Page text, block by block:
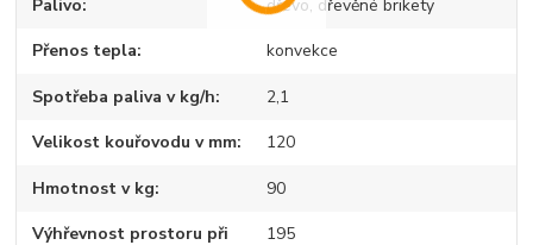
Palivo dřevo, dřevěné brikety
Přenos tepla konvekce
Spotřeba paliva v kg/h 2,1
Velikost kouřovodu v mm 120
Hmotnost v kg 90
Výhřevnost prostoru při
195